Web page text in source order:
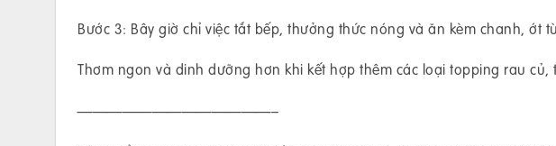
Bước 3: Bây giờ chỉ việc tắt bếp, thưởng thức nóng và ăn kèm chanh, ớt
Thơm ngon và dinh dưỡng hơn khi kết hợp thêm các loại topping rau
—————————————–